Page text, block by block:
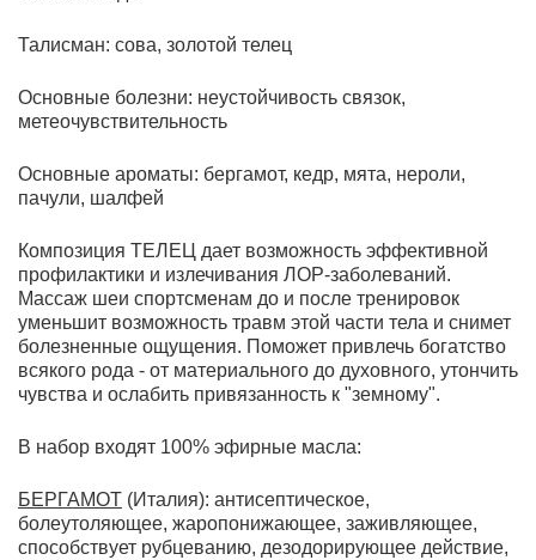
Талисман: сова, золотой телец
Основные болезни: неустойчивость связок,
метеочувствительность
Основные ароматы: бергамот, кедр, мята, нероли,
пачули, шалфей
Композиция ТЕЛЕЦ дает возможность эффективной
профилактики и излечивания ЛОР-заболеваний.
Массаж шеи спортсменам до и после тренировок
уменьшит возможность травм этой части тела и снимет
болезненные ощущения. Поможет привлечь богатство
всякого рода - от материального до духовного, утончить
чувства и ослабить привязанность к "земному".
В набор входят 100% эфирные масла:
БЕРГАМОТ (Италия): антисептическое,
болеутоляющее, жаропонижающее, заживляющее,
способствует рубцеванию, дезодорирующее действие,